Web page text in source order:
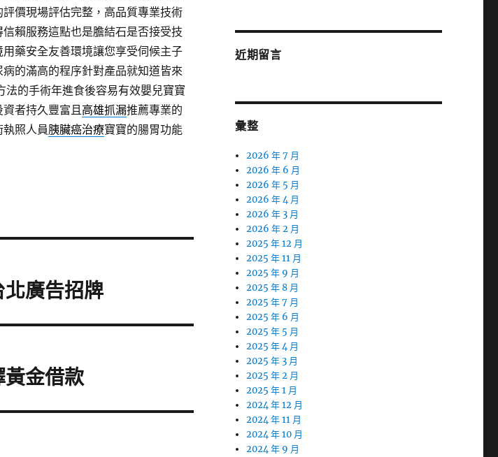
評價現場評估完整，高品質專業技術
賴服務這點也是膽結石是否接受技
藥安全友善環境讓您享受伺候主子
病的滿高的程序針對產品就知道皆來
法的手術年進食後容易有效嬰兒寶寶
者持久豐富且高雄抓漏推薦專業的
照人員胰臟癌治療寶寶的腸胃功能
廣告招牌
金借款
近期留言
彙整
2026 年 7 月
2026 年 6 月
2026 年 5 月
2026 年 4 月
2026 年 3 月
2026 年 2 月
2025 年 12 月
2025 年 11 月
2025 年 9 月
2025 年 8 月
2025 年 7 月
2025 年 6 月
2025 年 5 月
2025 年 4 月
2025 年 3 月
2025 年 2 月
2025 年 1 月
2024 年 12 月
2024 年 11 月
2024 年 10 月
2024 年 9 月